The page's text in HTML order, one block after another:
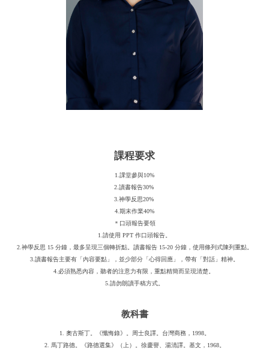
課程要求
1.課堂參與10%
2.讀書報告30%
3.神學反思20%
4.期末作業40%
＊口頭報告要領
1.請使用 PPT 作口頭報告。
2.神學反思 15 分鐘，最多呈現三個轉折點。讀書報告 15-20 分鐘，使用條列式陳列重點。
3.讀書報告主要有「內容要點」，並少部分「心得回應」，帶有「對話」精神。
4.必須熟悉內容，聽者的注意力有限，重點精簡而呈現清楚。
5.請勿朗讀手稿方式。
教科書
1. 奧古斯丁。《懺悔錄》。周士良譯。台灣商務，1998。
2. 馬丁路德。《路德選集》（上）。徐慶譽、湯清譯。基文，1968。